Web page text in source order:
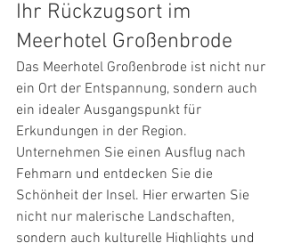
Ihr Rückzugsort im
Meerhotel Großenbrode
Das Meerhotel Großenbrode ist nicht nur
ein Ort der Entspannung, sondern auch
ein idealer Ausgangspunkt für
Erkundungen in der Region.
Unternehmen Sie einen Ausflug nach
Fehmarn und entdecken Sie die
Schönheit der Insel. Hier erwarten Sie
nicht nur malerische Landschaften,
sondern auch kulturelle Highlights und